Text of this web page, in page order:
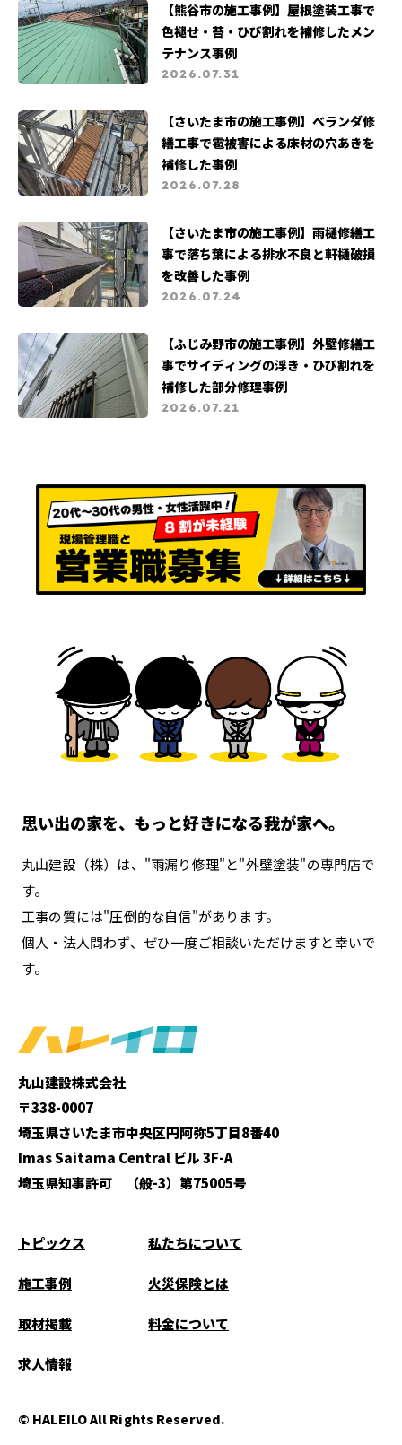
【熊谷市の施工事例】屋根塗装工事で
色褪せ・苔・ひび割れを補修したメン
テナンス事例
2026.07.31
【さいたま市の施工事例】ベランダ修
繕工事で雹被害による床材の穴あきを
補修した事例
2026.07.28
【さいたま市の施工事例】雨樋修繕工
事で落ち葉による排水不良と軒樋破損
を改善した事例
2026.07.24
【ふじみ野市の施工事例】外壁修繕工
事でサイディングの浮き・ひび割れを
補修した部分修理事例
2026.07.21
思い出の家を、もっと好きになる我が家へ。
丸山建設（株）は、"雨漏り修理"と"外壁塗装"の専門店で
す。
工事の質には"圧倒的な自信"があります。
個人・法人問わず、ぜひ一度ご相談いただけますと幸いで
す。
丸山建設株式会社
〒338-0007
埼玉県さいたま市中央区円阿弥5丁目8番40
Imas Saitama Central ビル 3F-A
埼玉県知事許可 （般-3）第75005号
トピックス
施工事例
取材掲載
求人情報
私たちについて
火災保険とは
料金について
© HALEILO All Rights Reserved.